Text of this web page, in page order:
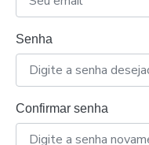
Senha
Confirmar senha